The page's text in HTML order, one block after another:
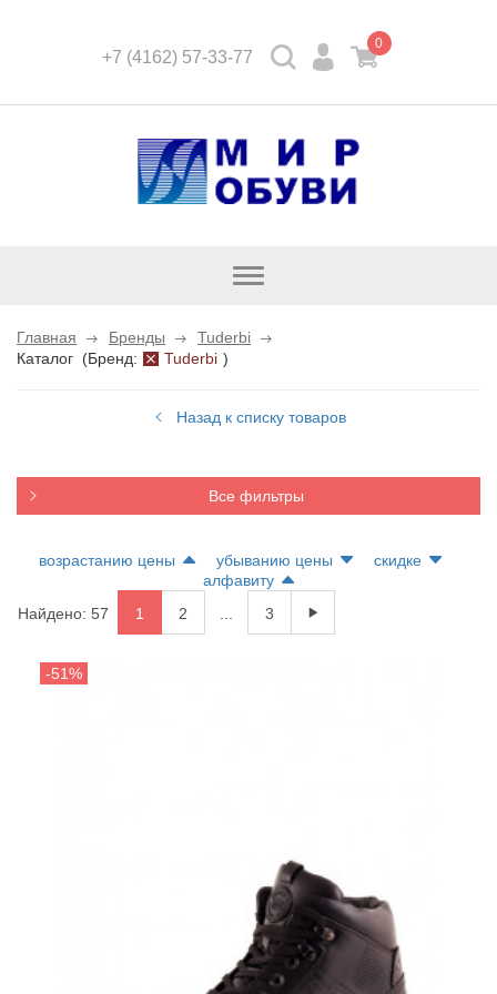
+7 (4162) 57-33-77
0
Открыть
Главная Бренды
Tuderbi
Каталог (Бренд: Tuderbi )
Назад к списку товаров
Все фильтры
возрастанию цены убыванию цены
скидке
алфавиту
Найдено: 57
1 2 3